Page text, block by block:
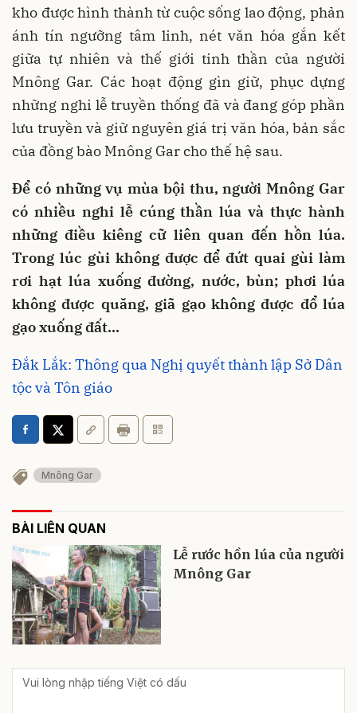
kho được hình thành từ cuộc sống lao động, phản
ánh tín ngưỡng tâm linh, nét văn hóa gắn kết
giữa tự nhiên và thế giới tinh thần của người
Mnông Gar. Các hoạt động gìn giữ, phục dựng
những nghi lễ truyền thống đã và đang góp phần
lưu truyền và giữ nguyên giá trị văn hóa, bản sắc
của đồng bào Mnông Gar cho thế hệ sau.
Để có những vụ mùa bội thu, người Mnông Gar
có nhiều nghi lễ cúng thần lúa và thực hành
những điều kiêng cữ liên quan đến hồn lúa.
Trong lúc gùi không được để đứt quai gùi làm
rơi hạt lúa xuống đường, nước, bùn; phơi lúa
không được quăng, giã gạo không được đổ lúa
gạo xuống đất…
Đắk Lắk: Thông qua Nghị quyết thành lập Sở Dân
tộc và Tôn giáo
Mnông Gar
BÀI LIÊN QUAN
Lễ rước hồn lúa của người
Mnông Gar